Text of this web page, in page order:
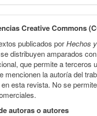
Creative Commons
publicados porHechos
distribuyen amparados
que permite a terceros
mencionen la autoría del
esta revista. No se
autoras o autores